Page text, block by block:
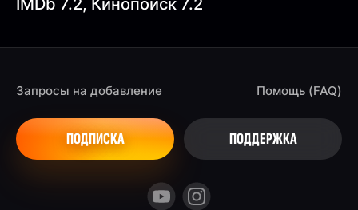
IMDb 7.2, Кинопоиск 7.2
Запросы на добавление
ПОДПИСКА
Помощь (FAQ)
ПОДДЕРЖКА